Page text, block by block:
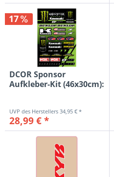
17
DCOR Sponsor
Aufkleber-Kit (46x30cm):
34,95 € *
28,99 € *